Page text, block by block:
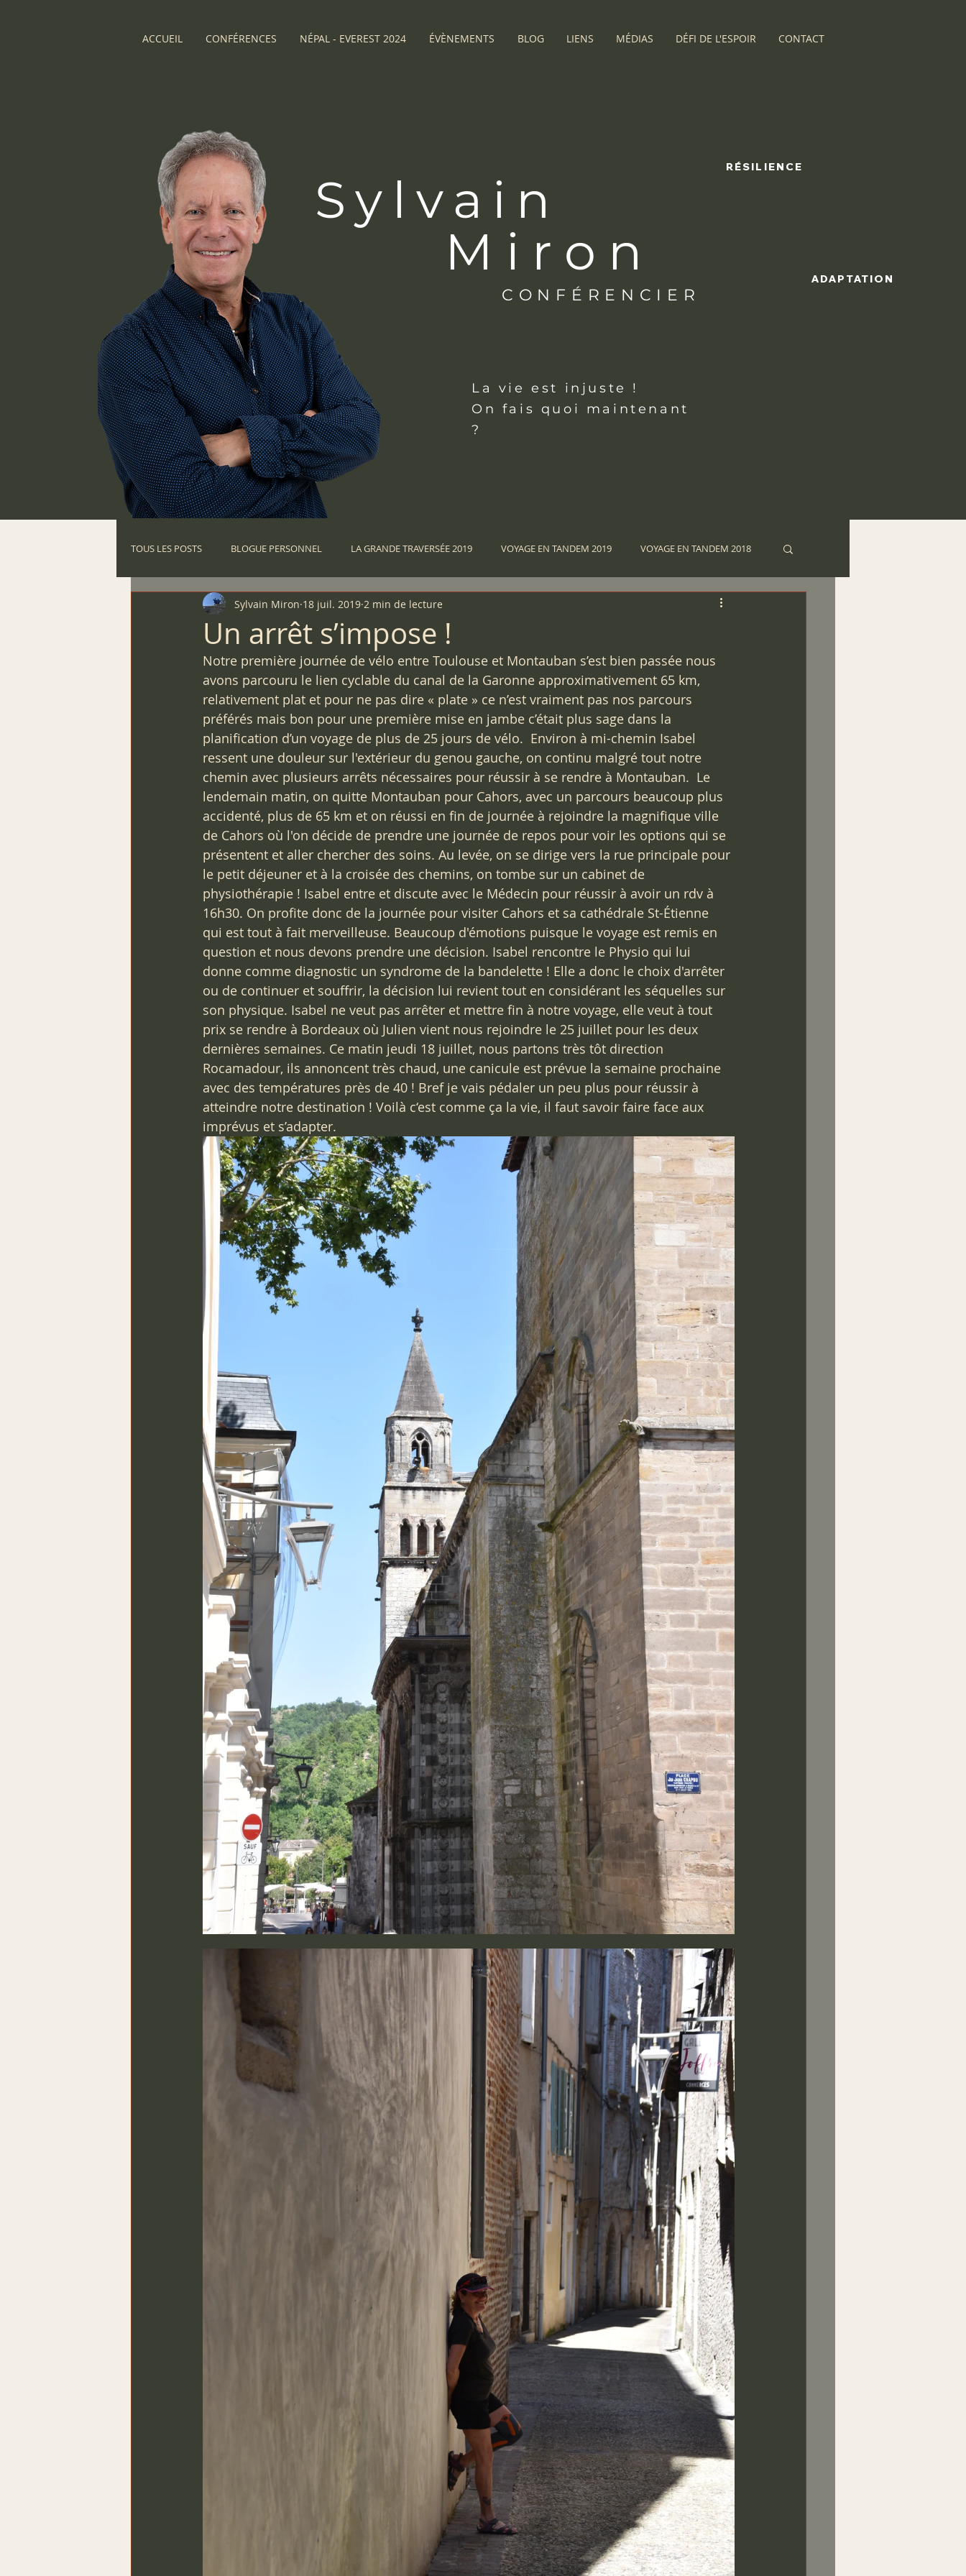
ACCUEIL CONFÉRENCES NÉPAL - EVEREST 2024 ÉVÈNEMENTS BLOG LIENS MÉDIAS DÉFI DE L'ESPOIR CONTACT
Sylvain
Miron
CONFÉRENCIER
La vie
est injuste !
On fais quoi maintenant
?
RÉSILIENCE
ADAPTATION
TOUS LES POSTS BLOGUE PERSONNEL LA GRANDE TRAVERSÉE 2019 VOYAGE EN TANDEM 2019 VOYAGE EN TANDEM 2018
VOYAGE EN TANDEM 2017 VOYAGE EN TANDEM 2015 VOYAGE EN TANDEM 2013
Un arrêt s’impose !
Sylvain Miron 18 juil. 2019 2 min de lecture
Notre première journée de vélo entre Toulouse et Montauban s’est bien passée nous
avons parcouru le lien cyclable du canal de la Garonne approximativement 65 km,
relativement plat et pour ne pas dire « plate » ce n’est vraiment pas nos parcours
préférés mais bon pour une première mise en jambe c’était plus sage dans la
planification d’un voyage de plus de 25 jours de vélo.  Environ à mi-chemin Isabel
ressent une douleur sur l'extérieur du genou gauche, on continu malgré tout notre
chemin avec plusieurs arrêts nécessaires pour réussir à se rendre à Montauban.  Le
lendemain matin, on quitte Montauban pour Cahors, avec un parcours beaucoup plus
accidenté, plus de 65 km et on réussi en fin de journée à rejoindre la magnifique ville
de Cahors où l'on décide de prendre une journée de repos pour voir les options qui se
présentent et aller chercher des soins. Au levée, on se dirige vers la rue principale pour
le petit déjeuner et à la croisée des chemins, on tombe sur un cabinet de
physiothérapie ! Isabel entre et discute avec le Médecin pour réussir à avoir un rdv à
16h30. On profite donc de la journée pour visiter Cahors et sa cathédrale St-Étienne
qui est tout à fait merveilleuse. Beaucoup d'émotions puisque le voyage est remis en
question et nous devons prendre une décision. Isabel rencontre le Physio qui lui
donne comme diagnostic un syndrome de la bandelette ! Elle a donc le choix d'arrêter
ou de continuer et souffrir, la décision lui revient tout en considérant les séquelles sur
son physique. Isabel ne veut pas arrêter et mettre fin à notre voyage, elle veut à tout
prix se rendre à Bordeaux où Julien vient nous rejoindre le 25 juillet pour les deux
dernières semaines. Ce matin jeudi 18 juillet, nous partons très tôt direction
Rocamadour, ils annoncent très chaud, une canicule est prévue la semaine prochaine
avec des températures près de 40 ! Bref je vais pédaler un peu plus pour réussir à
atteindre notre destination ! Voilà c‘est comme ça la vie, il faut savoir faire face aux
imprévus et s’adapter.